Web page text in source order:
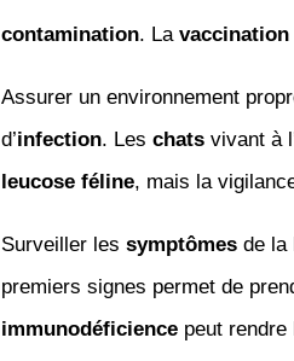
contamination. La vaccination
Assurer un environnement
d’infection. Les chatsvivant à
leucose féline, mais la
Surveiller les symptômesde la
premiers signes permet de
immunodéficiencepeut rendre